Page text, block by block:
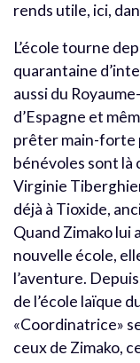
rends utile, ici,
L’école tourne
quarantaine
aussi du
d’Espagne et
prêter main-forte
bénévoles sont là
Virginie
déjà à Tioxide,
Quand Zimako lui
nouvelle école,
l’aventure.
de l’école laïque
«Coordinatrice»
ceux de Zimako,